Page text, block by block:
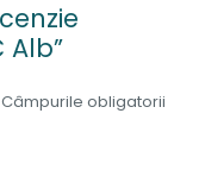
Alb”
Câmpurile obligatorii